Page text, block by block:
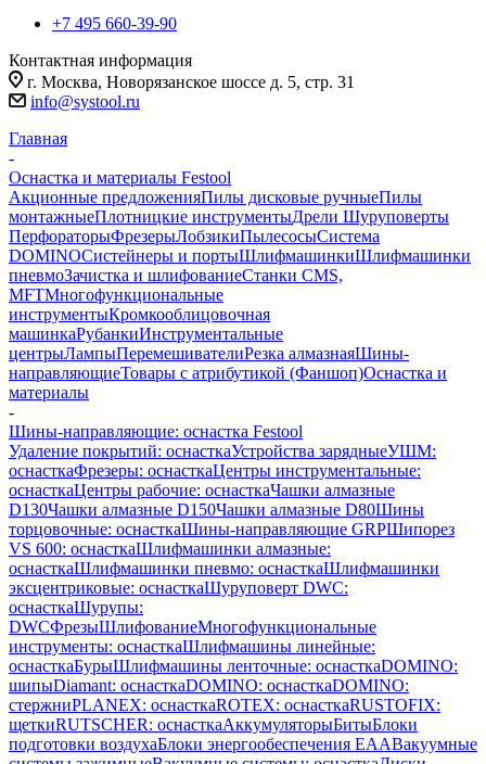
+7 495 660-39-90
Контактная информация
г. Москва, Новорязанское шоссе д. 5, стр. 31
info@systool.ru
Главная
-
Оснастка и материалы Festool
Акционные предложенияПилы дисковые ручныеПилы
монтажныеПлотницкие инструментыДрели Шуруповерты
ПерфораторыФрезерыЛобзикиПылесосыСистема
DOMINOСистейнеры и портыШлифмашинкиШлифмашинки
пневмоЗачистка и шлифованиеСтанки CMS,
MFTМногофункциональные
инструментыКромкооблицовочная
машинкаРубанкиИнструментальные
центрыЛампыПеремешивателиРезка алмазнаяШины-
направляющиеТовары с атрибутикой (Фаншоп)Оснастка и
материалы
-
Шины-направляющие: оснастка Festool
Удаление покрытий: оснасткаУстройства зарядныеУШМ:
оснасткаФрезеры: оснасткаЦентры инструментальные:
оснасткаЦентры рабочие: оснасткаЧашки алмазные
D130Чашки алмазные D150Чашки алмазные D80Шины
торцовочные: оснасткаШины-направляющие GRPШипорез
VS 600: оснасткаШлифмашинки алмазные:
оснасткаШлифмашинки пневмо: оснасткаШлифмашинки
эксцентриковые: оснасткаШуруповерт DWC:
оснасткаШурупы:
DWCФрезыШлифованиеМногофункциональные
инструменты: оснасткаШлифмашины линейные:
оснасткаБурыШлифмашины ленточные: оснасткаDOMINO:
шипыDiamant: оснасткаDOMINO: оснасткаDOMINO:
стержниPLANEX: оснасткаROTEX: оснасткаRUSTOFIX:
щеткиRUTSCHER: оснасткаАккумуляторыБитыБлоки
подготовки воздухаБлоки энергообеспечения EAAВакуумные